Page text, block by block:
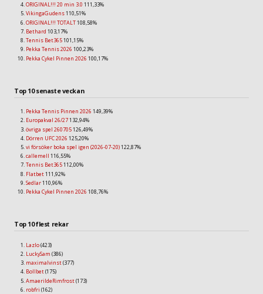
ORIGINAL!!! 20 min 3.0 111,33%
VikingaGudens110,51%
ORIGINAL!!! TOTALT108,58%
Bethard 103,17%
Tennis Bet365101,15%
Pekka Tennis 2026 100,23%
Pekka Cykel Pinnen 2026 100,17%
Top 10 senaste veckan
Pekka Tennis Pinnen 2026 149,39%
Europakval 26/27132,94%
övriga spel 260705126,49%
Dörren UFC 2026 125,20%
vi försöker boka spel igen (2026-07-20)122,87%
callemell 116,55%
Tennis Bet365112,00%
Flatbet111,92%
Sedlar110,96%
Pekka Cykel Pinnen 2026 108,76%
Top 10 flest rekar
Lazlo(423)
LuckySam (386)
maximalvinst(377)
Bollbet(175)
AmaerildeRimfrost(173)
robfri (162)